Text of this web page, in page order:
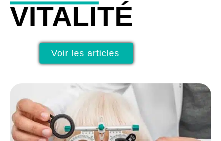
VITALITÉ
Voir les articles